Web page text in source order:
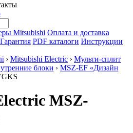
Mitsubishi Оплата и доставка
Гарантия PDF каталоги Инструкции
› Mitsubishi Electric › Мульти-сплит
блоки › MSZ-EF «Дизайн
MSZ-